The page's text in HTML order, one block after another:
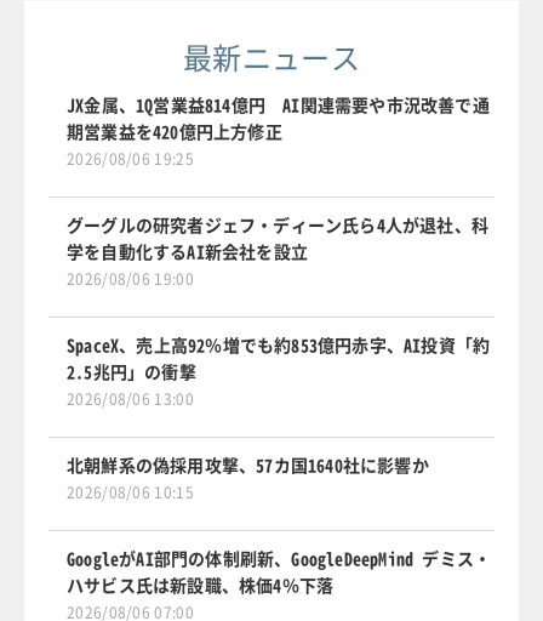
最新ニュース
JX金属、1Q営業益814億円 AI関連需要や市況改善で通
期営業益を420億円上方修正
2026/08/06 19:25
グーグルの研究者ジェフ・ディーン氏ら4人が退社、科
学を自動化するAI新会社を設立
2026/08/06 19:00
SpaceX、売上高92％増でも約853億円赤字、AI投資「約
2.5兆円」の衝撃
2026/08/06 13:00
北朝鮮系の偽採用攻撃、57カ国1640社に影響か
2026/08/06 10:15
GoogleがAI部門の体制刷新、GoogleDeepMind デミス・
ハサビス氏は新設職、株価4％下落
2026/08/06 07:00